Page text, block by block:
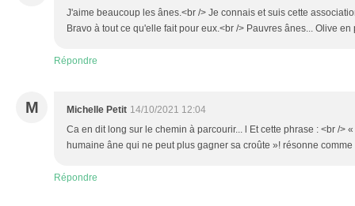
J'aime beaucoup les ânes.<br /> Je connais et suis cette
Bravo à tout ce qu'elle fait pour eux.<br /> Pauvres ânes... Olive
Répondre
M Michelle Petit 14/10/2021 12:04
Ca en dit long sur le chemin à parcourir... l Et cette phrase : <br />
humaine âne qui ne peut plus gagner sa croûte »! résonne comme
Répondre